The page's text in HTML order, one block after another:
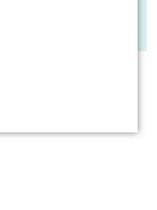
mit der wir uns